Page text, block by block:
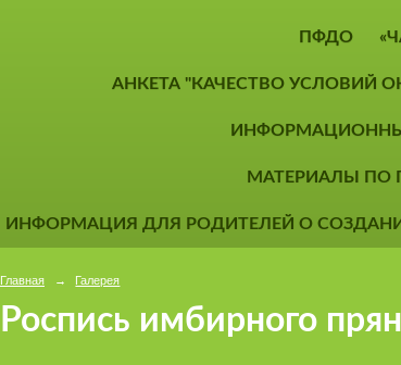
ПФДО
АНКЕТА "КАЧЕСТВО УСЛОВИЙ
МАТЕРИАЛЫ ПО
ИНФОРМАЦИЯ ДЛЯ РОДИТЕЛЕЙ О
Главная → Галерея
Роспись имбирного